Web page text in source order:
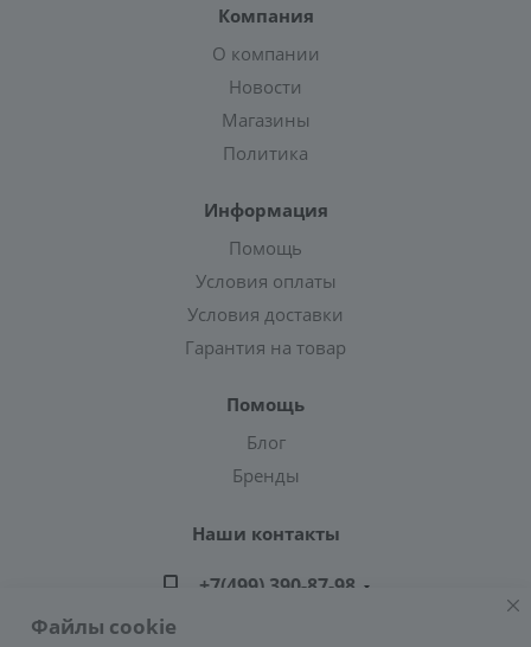
Компания
О компании
Новости
Магазины
Политика
Информация
Помощь
Условия оплаты
Условия доставки
Гарантия на товар
Помощь
Блог
Бренды
Наши контакты
+7(499) 390-87-98
Файлы cookie